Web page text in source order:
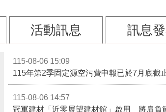
活動訊息 訊息
115-08-06 15:09
115-08-06 14:57
冠軍建材「近零展望建材館」啟用 將肩負